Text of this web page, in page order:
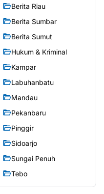
Berita Riau
Berita Sumbar
Berita Sumut
Hukum & Kriminal
Kampar
Labuhanbatu
Mandau
Pekanbaru
Pinggir
Sidoarjo
Sungai Penuh
Tebo